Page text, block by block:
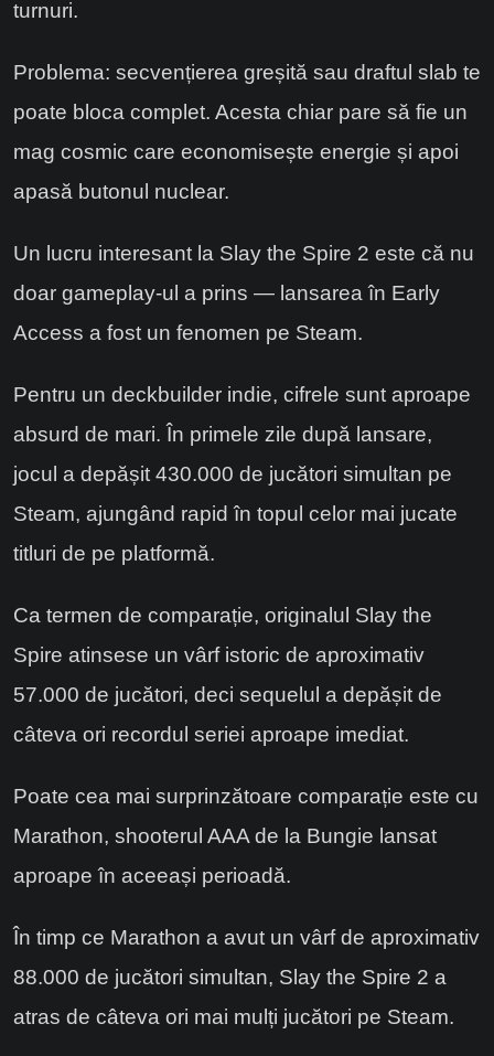
turnuri.
Problema: secvențierea greșită sau draftul slab te
poate bloca complet. Acesta chiar pare să fie un
mag cosmic care economisește energie și apoi
apasă butonul nuclear.
Un lucru interesant la Slay the Spire 2 este că nu
doar gameplay-ul a prins — lansarea în Early
Access a fost un fenomen pe Steam.
Pentru un deckbuilder indie, cifrele sunt aproape
absurd de mari. În primele zile după lansare,
jocul a depășit 430.000 de jucători simultan pe
Steam, ajungând rapid în topul celor mai jucate
titluri de pe platformă.
Ca termen de comparație, originalul Slay the
Spire atinsese un vârf istoric de aproximativ
57.000 de jucători, deci sequelul a depășit de
câteva ori recordul seriei aproape imediat.
Poate cea mai surprinzătoare comparație este cu
Marathon, shooterul AAA de la Bungie lansat
aproape în aceeași perioadă.
În timp ce Marathon a avut un vârf de aproximativ
88.000 de jucători simultan, Slay the Spire 2 a
atras de câteva ori mai mulți jucători pe Steam.